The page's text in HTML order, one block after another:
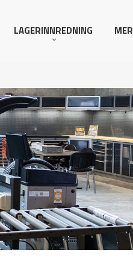
LAGERINNREDNING MER